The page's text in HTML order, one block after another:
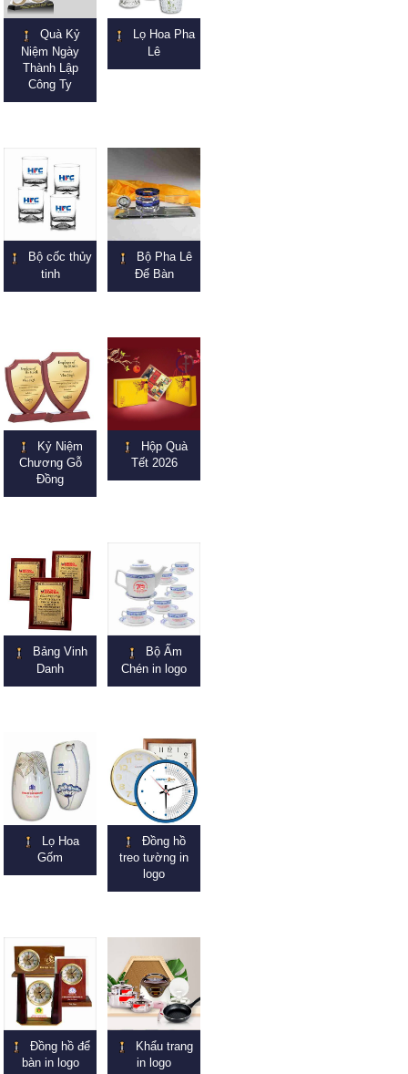
Quà Kỷ
Niệm Ngày
Thành Lập
Công Ty
Lọ Hoa Pha
Lê
Bộ cốc thủy
tinh
Bộ Pha Lê
Để Bàn
Kỷ Niệm
Chương Gỗ
Đồng
Hộp Quà
Tết 2026
Bảng Vinh
Danh
Bộ Ấm
Chén in logo
Lọ Hoa
Gốm
Đồng hồ
treo tường in
logo
Đồng hồ để
bàn in logo
Khẩu trang
in logo